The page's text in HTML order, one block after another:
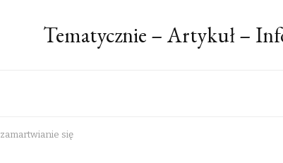
Tematycznie – Artykuł –
zamartwianie się